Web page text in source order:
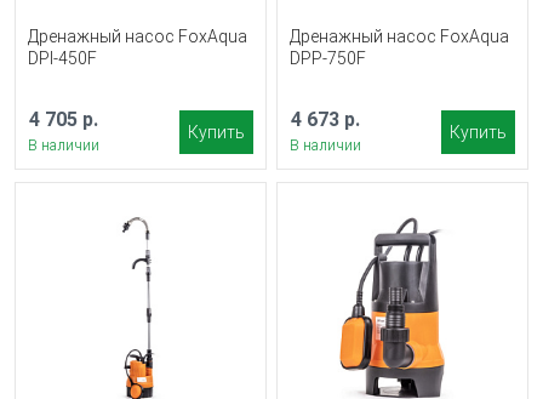
Дренажный насос FoxAqua
DPI-450F
4 705 р.
В наличии
Купить
Дренажный насос FoxAqua
DPP-750F
4 673 р.
В наличии
Купить